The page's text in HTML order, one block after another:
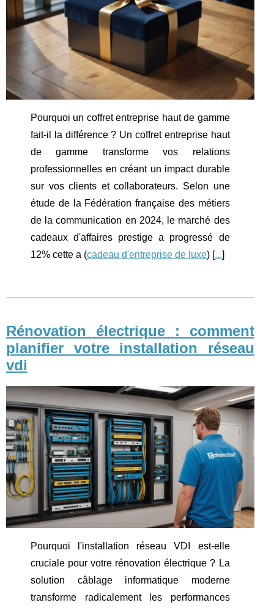
Pourquoi un coffret entreprise haut de gamme
fait-il la différence ? Un coffret entreprise haut
de gamme transforme vos relations
professionnelles en créant un impact durable
sur vos clients et collaborateurs. Selon une
étude de la Fédération française des métiers
de la communication en 2024, le marché des
cadeaux d'affaires prestige a progressé de
12% cette a (cadeau d'entreprise de luxe) [...]
Rénovation électrique : comment
planifier votre installation réseau
vdi
Pourquoi l'installation réseau VDI est-elle
cruciale pour votre rénovation électrique ? La
solution câblage informatique moderne
transforme radicalement les performances